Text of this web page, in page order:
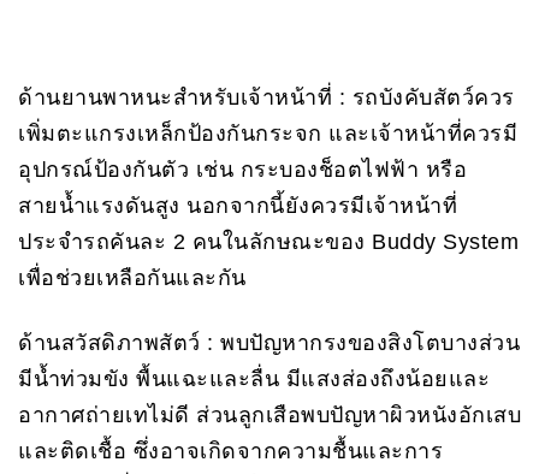
ด้านยานพาหนะสำหรับเจ้าหน้าที่ : รถบังคับสัตว์ควร
เพิ่มตะแกรงเหล็กป้องกันกระจก และเจ้าหน้าที่ควรมี
อุปกรณ์ป้องกันตัว เช่น กระบองช็อตไฟฟ้า หรือ
สายน้ำแรงดันสูง นอกจากนี้ยังควรมีเจ้าหน้าที่
ประจำรถคันละ 2 คนในลักษณะของ Buddy System
เพื่อช่วยเหลือกันและกัน
ด้านสวัสดิภาพสัตว์ : พบปัญหากรงของสิงโตบางส่วน
มีน้ำท่วมขัง พื้นแฉะและลื่น มีแสงส่องถึงน้อยและ
อากาศถ่ายเทไม่ดี ส่วนลูกเสือพบปัญหาผิวหนังอักเสบ
และติดเชื้อ ซึ่งอาจเกิดจากความชื้นและการ